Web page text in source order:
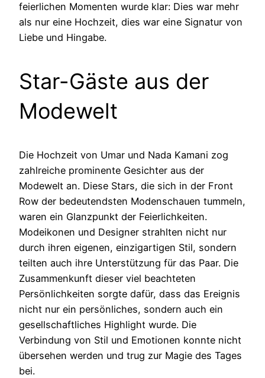
feierlichen Momenten wurde klar: Dies war mehr
als nur eine Hochzeit, dies war eine Signatur von
Liebe und Hingabe.
Star-Gäste aus der
Modewelt
Die Hochzeit von Umar und Nada Kamani zog
zahlreiche prominente Gesichter aus der
Modewelt an. Diese Stars, die sich in der Front
Row der bedeutendsten Modenschauen tummeln,
waren ein Glanzpunkt der Feierlichkeiten.
Modeikonen und Designer strahlten nicht nur
durch ihren eigenen, einzigartigen Stil, sondern
teilten auch ihre Unterstützung für das Paar. Die
Zusammenkunft dieser viel beachteten
Persönlichkeiten sorgte dafür, dass das Ereignis
nicht nur ein persönliches, sondern auch ein
gesellschaftliches Highlight wurde. Die
Verbindung von Stil und Emotionen konnte nicht
übersehen werden und trug zur Magie des Tages
bei.